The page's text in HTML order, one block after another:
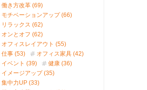
働き方改革 (69)
モチベーションアップ (66)
リラックス (62)
オンとオフ (62)
オフィスレイアウト (55)
仕事 (53)
オフィス家具 (42)
イベント (39)
健康 (36)
イメージアップ (35)
集中力UP (33)